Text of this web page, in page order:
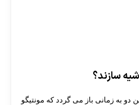
سازند؟
دو به زمانی باز می‌ گردد که مونتیگو